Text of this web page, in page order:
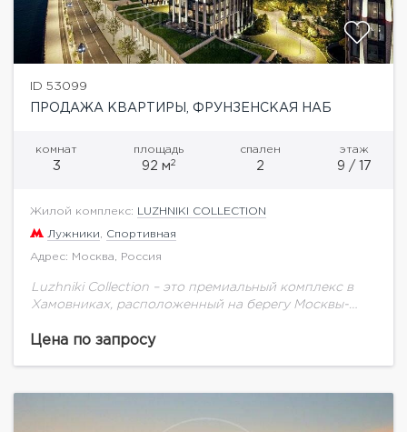
ID 53099
ПРОДАЖА КВАРТИРЫ, ФРУНЗЕНСКАЯ НАБ
комнат
3
площадь
92 м2
спален
2
этаж
9 / 17
Жилой комплекс: LUZHNIKI COLLECTION
Лужники Спортивная
Адрес: Москва, Россия
Luzhniki Сollection – это премиальный комплекс в
Хамовниках, расположенный на берегу Москвы-
метро/МЦК: «Лужники», «Воробьевы горы»,
Цена по запросу